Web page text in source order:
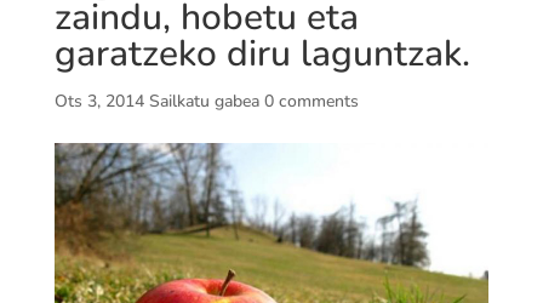
zaindu, hobetu eta
garatzeko diru laguntzak.
Ots 3, 2014 Sailkatu gabea 0 comments